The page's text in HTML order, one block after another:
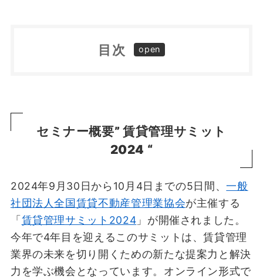
目次
ホームページは不動産業界の顔！改善ポイント
不動産管理における修繕の現実と課題
近隣トラブルの解決はプロにお任せ！アウトソ
ーシングで業務に集中
AIで解決！退去立会業務の人手不足とトラブル
を一気に解消
まとめ
セミナー概要” 賃貸管理サミット
2024 “
2024年9月30日から10月4日までの5日間、一般
社団法人全国賃貸不動産管理業協会が主催する
「 賃貸管理サミット2024 」が開催されました。
今年で4年目を迎えるこのサミットは、賃貸管理
業界の未来を切り開くための新たな提案力と解決
力を学ぶ機会となっています。オンライン形式で